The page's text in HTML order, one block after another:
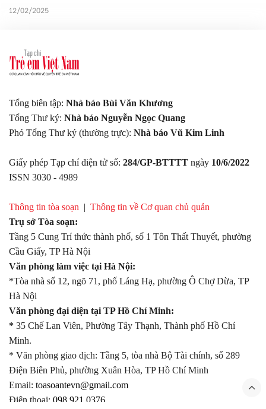
tiến đã đưa vắc-xin cúm vào tiêm chủng rộng rãi cho
12/02/2025
Tổng biên tập: Nhà báo Bùi Văn Khương
Tổng Thư ký: Nhà báo Nguyễn Ngọc Quang
Phó Tổng Thư ký (thường trực): Nhà báo Vũ Kim Linh
Giấy phép Tạp chí điện tử số: 284/GP-BTTTT ngày 10/6/2022
ISSN 3030 - 4989
Thông tin tòa soạn | Thông tin về Cơ quan chủ quản
Trụ sở Tòa soạn:
Tầng 5 Cung Trí thức thành phố, số 1 Tôn Thất Thuyết, phường
Cầu Giấy, TP Hà Nội
Văn phòng làm việc tại Hà Nội:
*Tòa nhà số 12, ngõ 71, phố Láng Hạ, phường Ô Chợ Dừa, TP
Hà Nội
Văn phòng đại diện tại TP Hồ Chí Minh:
* 35 Chế Lan Viên, Phường Tây Thạnh, Thành phố Hồ Chí
Minh.
* Văn phòng giao dịch: Tầng 5, tòa nhà Bộ Tài chính, số 289
Điện Biên Phủ, phường Xuân Hòa, TP Hồ Chí Minh
Email: toasoantevn@gmail.com
Điện thoại: 098.921.0376